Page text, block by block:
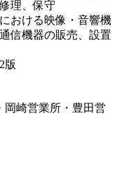
理、保守
おける映像・音響機
信機器の販売、設置
版
岡崎営業所・豊田営